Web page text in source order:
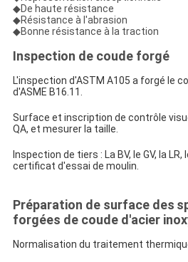
◆De haute résistance
◆Résistance à l'abrasion
◆Bonne résistance à la traction
Inspection de coude forgé
L'inspection d'ASTM A105 a forgé le
d'ASME B16.11.
Surface et inscription de contrôle
QA, et mesurer la taille.
Inspection de tiers : La BV, le GV, la
certificat d'essai de moulin.
Préparation de surface des
forgées de coude d'acier
Normalisation du traitement